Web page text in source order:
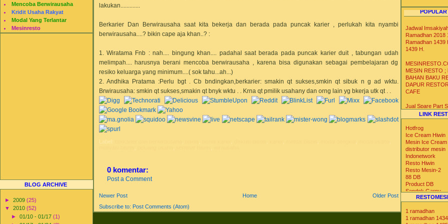
Mencoba Berwirausaha
Kridit Usaha Rakyat
Modal Yang Terlantar
Mesinresto
BLOG ARCHIVE
► 2009 (25)
▼ 2010 (52)
►01/10 - 01/17(1)
lakukan.............
Berkarier Dan Berwirausaha saat kita bekerja dan berada pada puncak karier , perlukah kita nyambi
berwirausaha....? bikin cape aja khan..? :
1. Wiratama Fnb : nah.... bingung khan.... padahal saat berada pada puncak karier duit , tabungan udah
melimpah.... harusnya berani mencoba berwirausaha , karena bisa digunakan sebagai pembelajaran dg
resiko keluarga yang minimum....( sok tahu...ah...)
2. Andhika Pratama :Perlu bgt . Cb bndingkan,berkarier: smakin qt sukses,smkin qt sibuk n g ad wktu.
Brwirausaha: smkin qt sukses,smakin qt bnyk wktu . . Krna qt pmilik usahany dan orng lain yg bkerja utk qt . .
Label:
0 komentar:
Post a Comment
Newer Post Older Post
Home
Subscribe to: Post Comments (Atom)
POPULAR
Jadwal
Ramadhan 2018
Ramadhan 1439
1439 H.
MESIN RESTO ;
BAHAN BAKU
DAPUR
CAFE
Jual Spare Part
Mesin Soft Hard
Krim
Distributor Agen
Gelas Kertas
Es Krim Gelato
Yoghurt
Distributor Agen
Ice Bag Box
Kotak Styrofoam
Suhu Dingin
LINK
Hotfrog
Ice Cream Hiwin
Mesin Ice Cream
distributor mesin
Indonetwork
Resto Hiwin
Resto Mesin-2
88 DB
Product DB
Sendok Garpu
Tabloid Nova
Blog Catalog
US Trade
1 ramadhan
1 ramadhan